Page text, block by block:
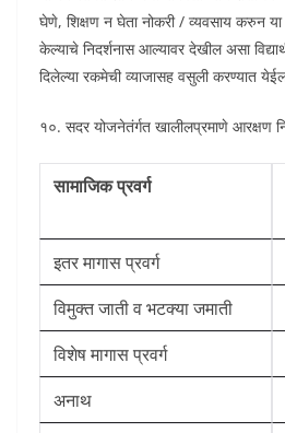
घेणे, शिक्षण न घेता नोकरी / व्यवसाय करुन
केल्याचे निदर्शनास आल्यावर देखील असा
दिलेल्या रकमेची व्याजासह वसुली करण्यात
१०. सदर योजनेतंर्गत खालीलप्रमाणे आरक्षण
सामाजिक प्रवर्ग
इतर मागास प्रवर्ग
विमुक्त जाती व भटक्या जमाती
विशेष मागास प्रवर्ग
अनाथ